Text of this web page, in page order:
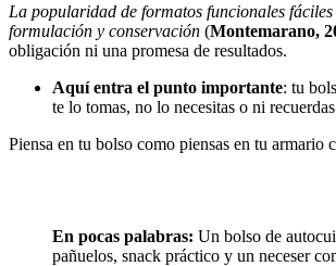
La popularidad de formatos funcionales
formulación y conservación (Montemarano,
obligación ni una promesa de resultados.
Aquí entra el punto importante: tu
te lo tomas, no lo necesitas o ni
Piensa en tu bolso como piensas en tu armario
En pocas palabras: Un bolso de
pañuelos, snack práctico y un neceser